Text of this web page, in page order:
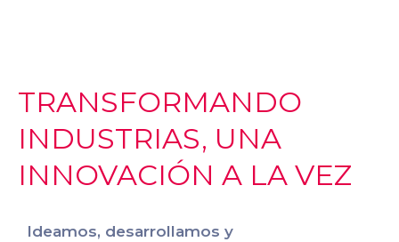
TRANSFORMANDO
INDUSTRIAS, UNA
INNOVACIÓN A LA VEZ
Ideamos, desarrollamos y